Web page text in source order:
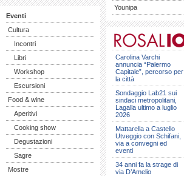
Eventi
Cultura
Incontri
Libri
Workshop
Escursioni
Food & wine
Aperitivi
Cooking show
Degustazioni
Sagre
Mostre
Younipa
Carolina Varchi
annuncia “Palermo
Capitale”, percorso per
la città
Sondaggio Lab21 sui
sindaci metropolitani,
Lagalla ultimo a luglio
2026
Mattarella a Castello
Utveggio con Schifani,
via a convegni ed
eventi
34 anni fa la strage di
via D’Amelio